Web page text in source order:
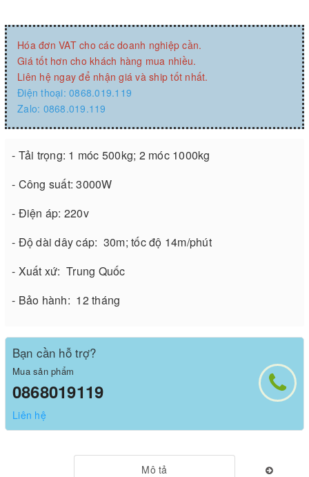
Hóa đơn VAT cho các doanh nghiệp cần.
Giá tốt hơn cho khách hàng mua nhiều.
Liên hệ ngay để nhận giá và ship tốt nhất.
Điện thoại: 0868.019.119
Zalo: 0868.019.119
- Tải trọng: 1 móc 500kg; 2 móc 1000kg
- Công suất: 3000W
- Điện áp: 220v
- Độ dài dây cáp: 30m; tốc độ 14m/phút
- Xuất xứ: Trung Quốc
- Bảo hành: 12 tháng
Bạn cần hỗ trợ?
Mua sản phẩm
0868019119
Liên hệ
Mô tả